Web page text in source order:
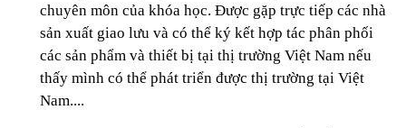
chuyên môn của khóa học. Được gặp trực tiếp các nhà
sản xuất giao lưu và có thể ký kết hợp tác phân phối
các sản phẩm và thiết bị tại thị trường Việt Nam nếu
thấy mình có thể phát triển được thị trường tại Việt
Nam....